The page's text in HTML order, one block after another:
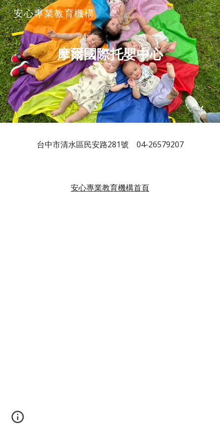
Skip to main content Skip to navigation
安心專業教育機構
摩爾國際托嬰中心
台中市清水區民安路281號 04-26579207
安心專業教育機構首頁